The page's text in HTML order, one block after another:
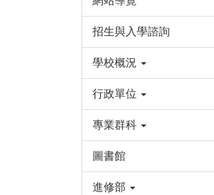
招生與入學諮詢
學校概況
行政單位
專業群科
圖書館
進修部